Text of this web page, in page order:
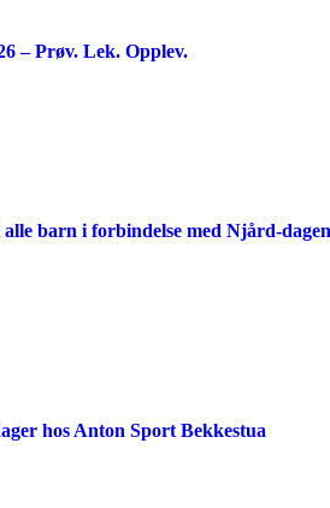
– Prøv. Lek. Opplev.
barn i forbindelse med Njård-dagen
hos Anton Sport Bekkestua